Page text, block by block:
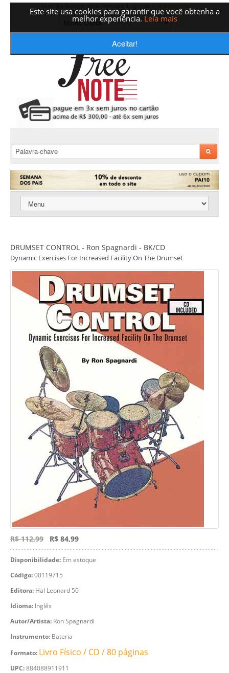
Este site usa cookies para garantir que você obtenha a
melhor experiência. Leia mais
Aceitar!
DRUMSET CONTROL - Ron Spagnardi - BK/CD
Dynamic Exercises For Increased Facility On The Drumset
R$ 112,99 R$ 84,99
Disponibilidade: Em estoque
Código:00119715
Editora: Hal Leonard 50
Idioma: Inglês
Autor/Artista: Ron Spagnardi
Instrumento: Bateria
Formato: Livro Físico / CD / 80 páginas
UPC:884088911911